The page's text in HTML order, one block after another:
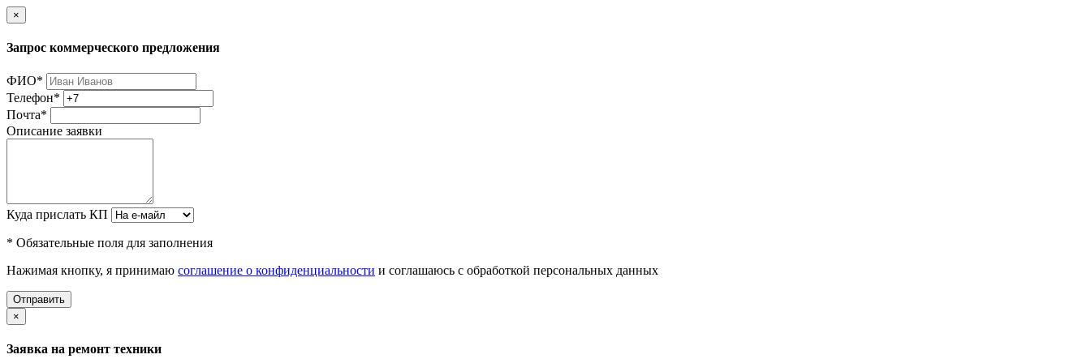
×
Запрос коммерческого предложения
ФИО*
Телефон*
Почта*
Описание заявки
Куда прислать КП
* Обязательные поля для заполнения
Нажимая кнопку, я принимаю соглашение о конфиденциальности и соглашаюсь с обработкой персональных данных
Отправить
×
Заявка на ремонт техники